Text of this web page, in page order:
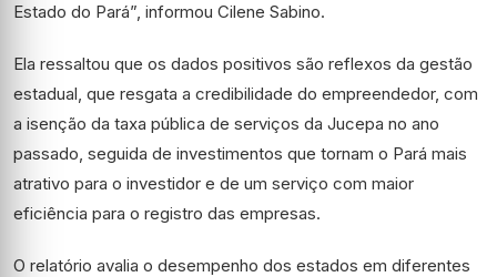
Estado do Pará”, informou Cilene Sabino.
Ela ressaltou que os dados positivos são reflexos da gestão
estadual, que resgata a credibilidade do empreendedor, com
a isenção da taxa pública de serviços da Jucepa no ano
passado, seguida de investimentos que tornam o Pará mais
atrativo para o investidor e de um serviço com maior
eficiência para o registro das empresas.
O relatório avalia o desempenho dos estados em diferentes